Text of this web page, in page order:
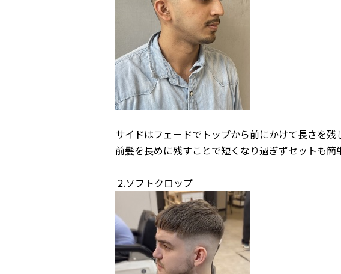
サイドはフェードでトップから前にかけて長さを残
前髪を長めに残すことで短くなり過ぎずセットも簡
2.ソフトクロップ